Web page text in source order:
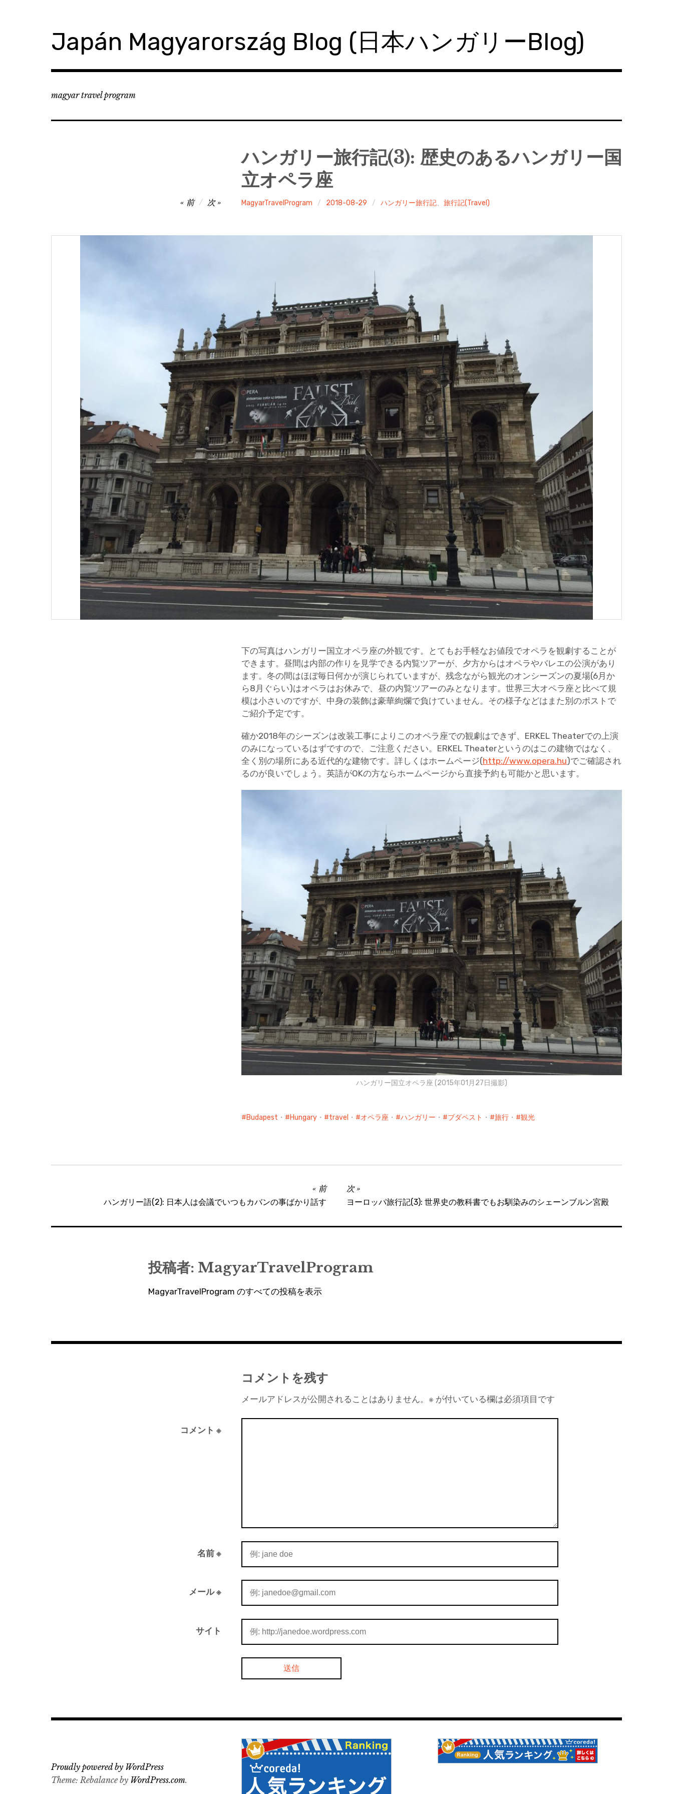
Japán Magyarország Blog (日本ハンガリーBlog)
magyar travel program
ハンガリー旅行記(3): 歴史のあるハンガリー国
立オペラ座
MagyarTravelProgram 2018-08-29 ハンガリー旅行記、旅行記(Travel)
ナ
前 次
下の写真はハンガリー国立オペラ座の外観です。とてもお手軽なお値段でオペラを観劇することが
できます。昼間は内部の作りを見学できる内覧ツアーが、夕方からはオペラやバレエの公演があり
ます。冬の間はほぼ毎日何かが演じられていますが、残念ながら観光のオンシーズンの夏場(6月か
ら8月ぐらい)はオペラはお休みで、昼の内覧ツアーのみとなります。世界三大オペラ座と比べて規
模は小さいのですが、中身の装飾は豪華絢爛で負けていません。その様子などはまた別のポストで
ご紹介予定です。
確か2018年のシーズンは改装工事によりこのオペラ座での観劇はできず、ERKEL Theaterでの上演
のみになっているはずですので、ご注意ください。ERKEL Theaterというのはこの建物ではなく、
全く別の場所にある近代的な建物です。詳しくはホームページ(http://www.opera.hu)でご確認され
るのが良いでしょう。英語がOKの方ならホームページから直接予約も可能かと思います。
ハンガリー国立オペラ座 (2015年01月27日撮影)
Budapest ・ Hungary ・ travel ・ オペラ座 ・ ハンガリー ・ ブダペスト ・ 旅行 ・ 観光
前
ハンガリー語(2): 日本人は会議でいつもカバンの事ばかり話す
次
ヨーロッパ旅行記(3): 世界史の教科書でもお馴染みのシェーンブルン宮殿
投稿者: MagyarTravelProgram
MagyarTravelProgram のすべての投稿を表示
コメントを残す
メールアドレスが公開されることはありません。 ※ が付いている欄は必須項目です
コメント ※
名前 ※
メール※
サイト
Proudly powered by WordPress
Theme: Rebalance by WordPress.com.